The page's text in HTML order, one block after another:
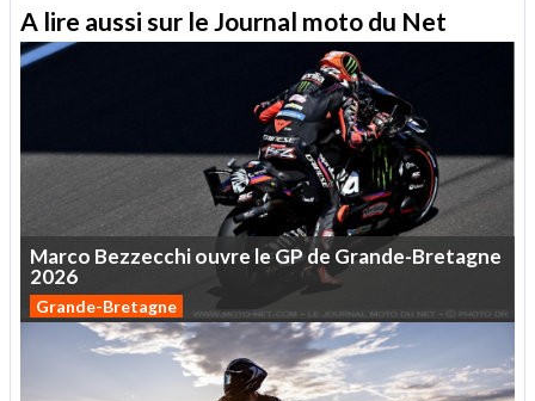
A lire aussi sur le Journal moto du Net
Marco Bezzecchiouvre leGPde Grande-Bretagne
2026
Grande-Bretagne